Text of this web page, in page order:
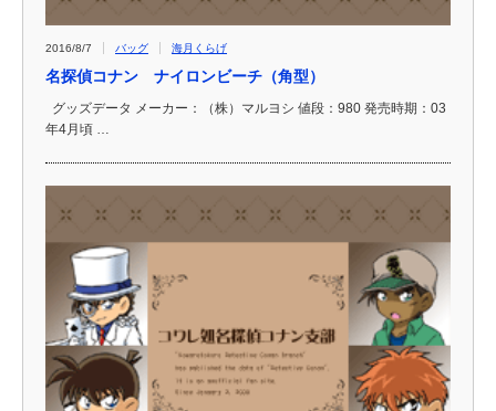
2016/8/7 バッグ 海月くらげ
名探偵コナン ナイロンビーチ（角型）
グッズデータ メーカー：（株）マルヨシ 値段：980 発売時期：03
年4月頃 …